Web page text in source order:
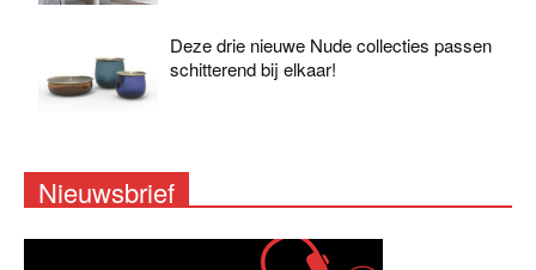
Deze drie nieuwe Nude collecties passen
schitterend bij elkaar!
Nieuwsbrief